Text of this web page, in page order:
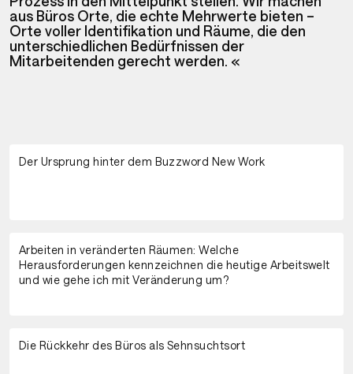
aus Büros Orte, die echte Mehrwerte bieten –
Orte voller Identifikation und Räume, die den
unterschiedlichen Bedürfnissen der
Mitarbeitenden gerecht werden. «
Der Ursprung hinter dem Buzzword New Work
Arbeiten in veränderten Räumen: Welche
Herausforderungen kennzeichnen die heutige Arbeitswelt
und wie gehe ich mit Veränderung um?
Die Rückkehr des Büros als Sehnsuchtsort